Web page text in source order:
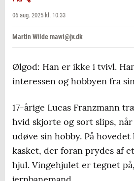
06 aug. 2025 kl. 10:33
Martin Wilde mawi@jv.dk
Ølgod: Han er ikke i tvivl.
interessen og hobbyen fra
17-årige Lucas Franzmann
hvid skjorte og sort slips,
udøve sin hobby. På
kasket, der foran prydes af
hjul. Vingehjulet er tegnet